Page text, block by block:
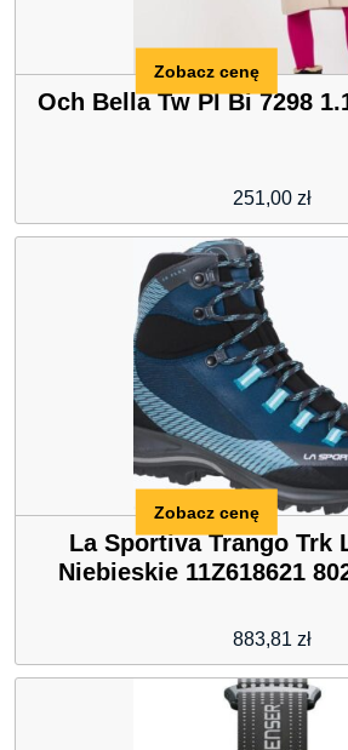
Och Bella Tw Pl Bi 7298
251,00 zł
Zobacz cenę
La Sportiva Trango Trk
Niebieskie 11Z618621
883,81 zł
Zobacz cenę